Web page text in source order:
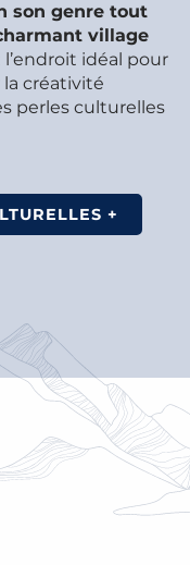
son genre tout
village
l’endroit idéal pour
la créativité
perles culturelles
+
DE VÉROCE
DE SAINT-
ALPES